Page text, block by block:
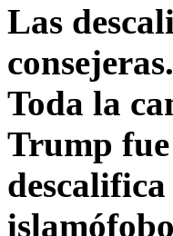
Las
Toda la
Trump fue